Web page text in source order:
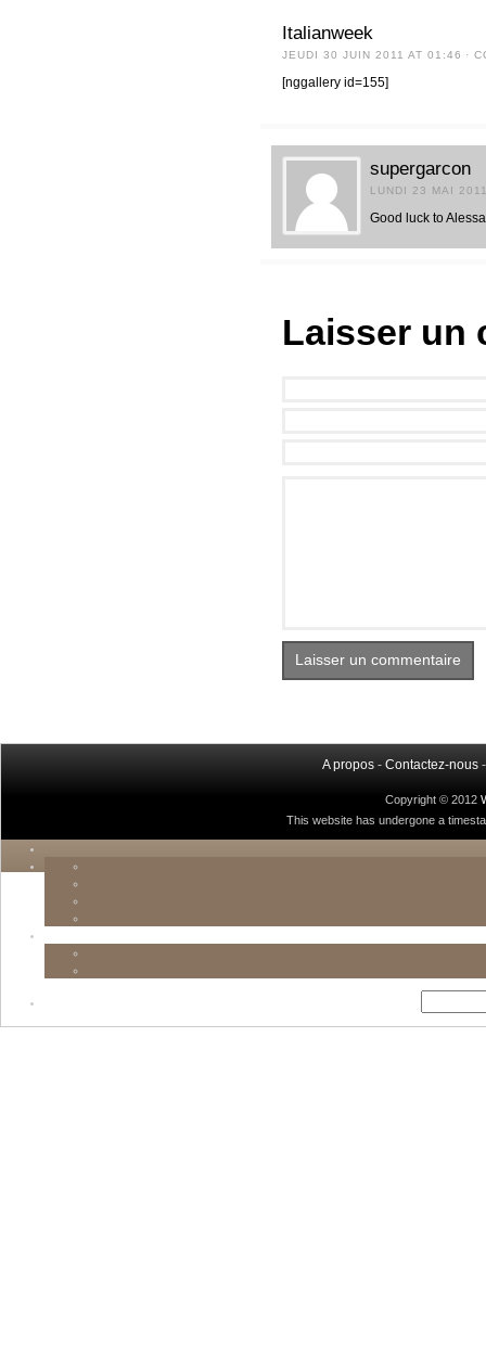
Italianweek
JEUDI 30 JUIN 2011 AT 01:46 ·
[nggallery id=155]
supergarcon
LUNDI 23 MAI
Good luck to
Laisser un
A propos - Contactez-nous
Copyright © 2012
This website has undergone a